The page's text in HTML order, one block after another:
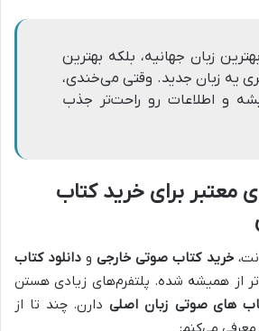
زبان جهانیه، بلکه بهترین
یه زبان جدید. وقتی می‌خندی،
و اطلاعات رو راحت‌تر جذب
معتبر برای خرید کتاب
خرید کتاب صوتی خارجیو دانلود کتاب
از همیشه شده. پلتفرم‌های زیادی هستن
های صوتی زبان اصلی دارن. چند تا از